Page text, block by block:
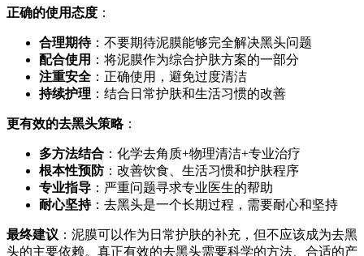
正确的使用态度 ：
合理期待：不要期待泥膜能够完全解决黑头问题
配合使用 ：将泥膜作为综合护肤方案的一部分
注重安全 ：正确使用，避免过度清洁
持续护理 ：结合日常护肤和生活习惯的改善
更有效的去黑头策略：
多方法结合 ：化学去角质+物理清洁+专业治疗
根本性预防：改善饮食、生活习惯和护肤程序
专业指导 ：严重问题寻求专业医生的帮助
耐心坚持：去黑头是一个长期过程，需要耐心和坚持
最终建议 ：泥膜可以作为日常护肤的补充，但不应该成为去黑
头的主要依赖。真正有效的去黑头需要科学的方法、合适的产